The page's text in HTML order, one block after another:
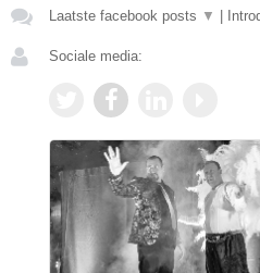
Laatste facebook posts ▼
Sociale media: